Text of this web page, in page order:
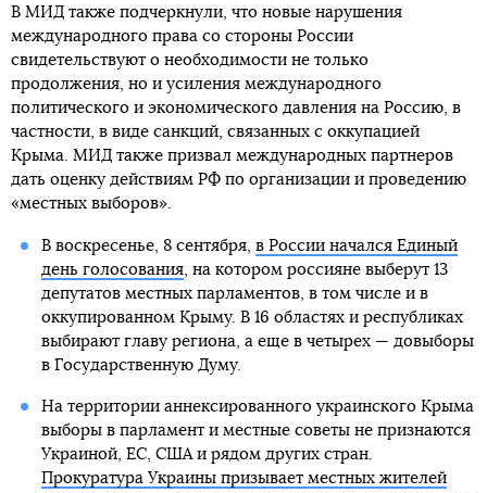
В МИД также подчеркнули, что новые нарушения
международного права со стороны России
свидетельствуют о необходимости не только
продолжения, но и усиления международного
политического и экономического давления на Россию, в
частности, в виде санкций, связанных с оккупацией
Крыма. МИД также призвал международных партнеров
дать оценку действиям РФ по организации и проведению
«местных выборов».
В воскресенье, 8 сентября, в России начался Единый
день голосования, на котором россияне выберут 13
депутатов местных парламентов, в том числе и в
оккупированном Крыму. В 16 областях и республиках
выбирают главу региона, а еще в четырех — довыборы
в Государственную Думу.
На территории аннексированного украинского Крыма
выборы в парламент и местные советы не признаются
Украиной, ЕС, США и рядом других стран.
Прокуратура Украины призывает местных жителей